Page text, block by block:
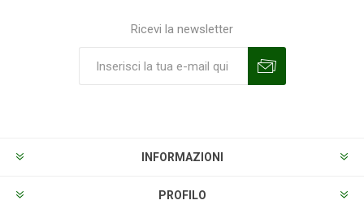
Ricevi la newsletter
INFORMAZIONI
PROFILO